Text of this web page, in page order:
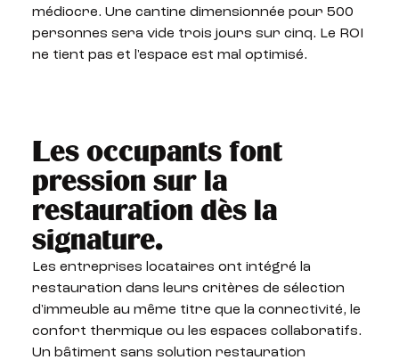
médiocre. Une cantine dimensionnée pour 500
personnes sera vide trois jours sur cinq. Le ROI
ne tient pas et l'espace est mal optimisé.
Les occupants font
pression sur la
restauration dès la
signature.
Les entreprises locataires ont intégré la
restauration dans leurs critères de sélection
d'immeuble au même titre que la connectivité, le
confort thermique ou les espaces collaboratifs.
Un bâtiment sans solution restauration